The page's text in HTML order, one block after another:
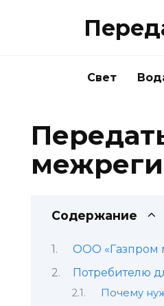
Свет
Содержание
ООО «Газпром
Потребителю
Почему